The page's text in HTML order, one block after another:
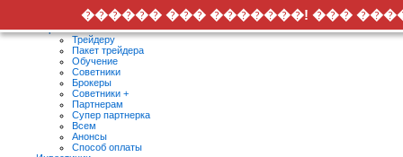
�������� ������ ������� ����������
Форекс
Трейдеру
Пакет трейдера
Обучение
Советники
Брокеры
Советники +
Партнерам
Супер партнерка
Всем
Анонсы
Способ оплаты
������ ��� �������! ���